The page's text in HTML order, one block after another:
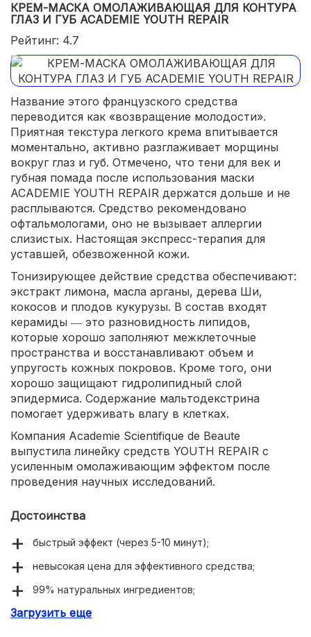
КРЕМ-МАСКА ОМОЛАЖИВАЮЩАЯ ДЛЯ КОНТУРА
ГЛАЗ И ГУБ ACADEMIE YOUTH REPAIR
Рейтинг: 4.7
Название этого французского средства
переводится как «возвращение молодости».
Приятная текстура легкого крема впитывается
моментально, активно разглаживает морщины
вокруг глаз и губ. Отмечено, что тени для век и
губная помада после использования маски
ACADEMIE YOUTH REPAIR держатся дольше и не
расплываются. Средство рекомендовано
офтальмологами, оно не вызывает аллергии
слизистых. Настоящая экспресс-терапия для
уставшей, обезвоженной кожи.
Тонизирующее действие средства обеспечивают:
экстракт лимона, масла арганы, дерева Ши,
кокосов и плодов кукурузы. В состав входят
керамиды ― это разновидность липидов,
которые хорошо заполняют межклеточные
пространства и восстанавливают объем и
упругость кожных покровов. Кроме того, они
хорошо защищают гидролипидный слой
эпидермиса. Содержание мальтодекстрина
помогает удерживать влагу в клетках.
Компания Academie Scientifique de Beaute
выпустила линейку средств YOUTH REPAIR с
усиленным омолаживающим эффектом после
проведения научных исследований.
Достоинства
быстрый эффект (через 5-10 минут);
невысокая цена для эффективного средства;
99% натуральных ингредиентов;
нежная тающая текстура;
Загрузить еще